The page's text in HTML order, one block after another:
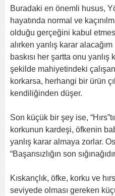
Buradaki en önemli husus,
hayatında normal ve
olduğu gerçeğini kabul
alırken yanlış karar
baskısı her şartta onu yanlış
şekilde mahiyetindeki
korkarsa, herhangi bir ürün
kendiliğinden düşer.
Son küçük bir şey ise,
korkunun kardeşi, öfkenin
yanlış karar almaya zorlar.
“Başarısızlığın son
Kıskançlık, öfke, korku ve
seviyede olması gereken